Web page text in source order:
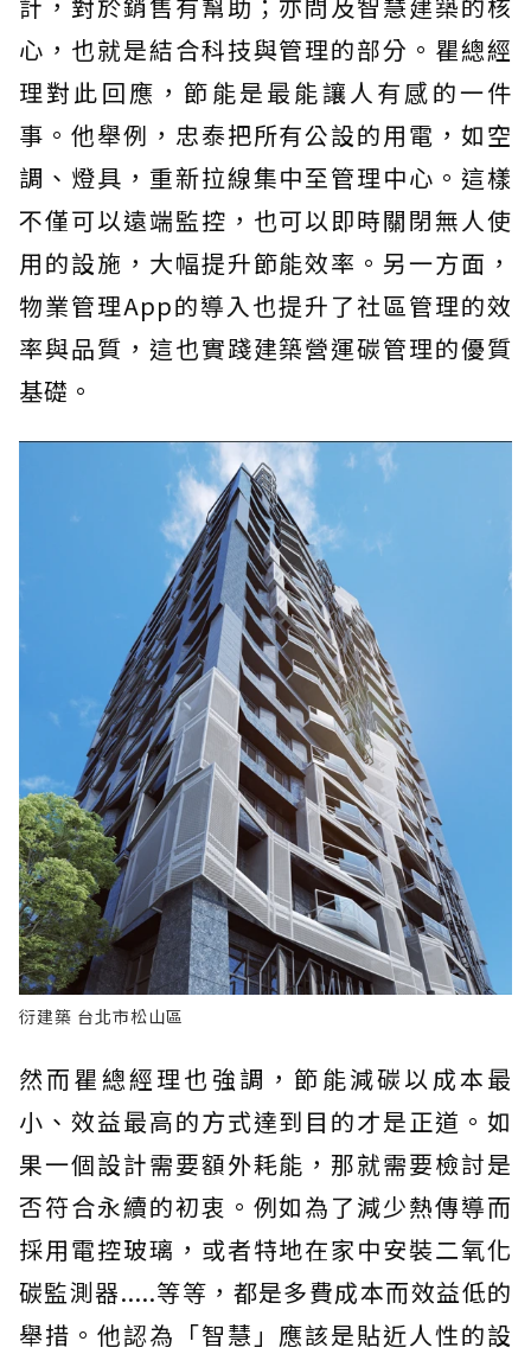
心，也就是結合科技與管理的部分。瞿總經
理對此回應，節能是最能讓人有感的一件
事。他舉例，忠泰把所有公設的用電，如空
調、燈具，重新拉線集中至管理中心。這樣
不僅可以遠端監控，也可以即時關閉無人使
用的設施，大幅提升節能效率。另一方面，
物業管理App的導入也提升了社區管理的效
率與品質，這也實踐建築營運碳管理的優質
基礎。
衍建築 台北市松山區
然而瞿總經理也強調，節能減碳以成本最
小、效益最高的方式達到目的才是正道。如
果一個設計需要額外耗能，那就需要檢討是
否符合永續的初衷。例如為了減少熱傳導而
採用電控玻璃，或者特地在家中安裝二氧化
碳監測器.....等等，都是多費成本而效益低的
舉措。他認為「智慧」應該是貼近人性的設